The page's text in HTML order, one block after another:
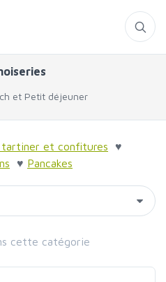
et Petit déjeuner
tartiner et confitures ♥
♥ Pancakes
cette catégorie